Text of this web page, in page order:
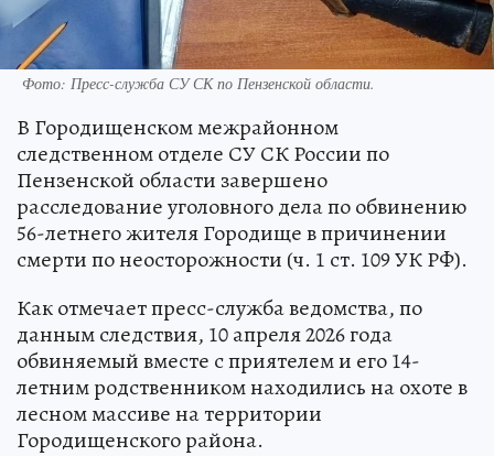
Фото: Пресс-служба СУ СК по Пензенской области.
В Городищенском межрайонном
следственном отделе СУ СК России по
Пензенской области завершено
расследование уголовного дела по обвинению
56-летнего жителя Городище в причинении
смерти по неосторожности (ч. 1 ст. 109 УК РФ).
Как отмечает пресс-служба ведомства, по
данным следствия, 10 апреля 2026 года
обвиняемый вместе с приятелем и его 14-
летним родственником находились на охоте в
лесном массиве на территории
Городищенского района.